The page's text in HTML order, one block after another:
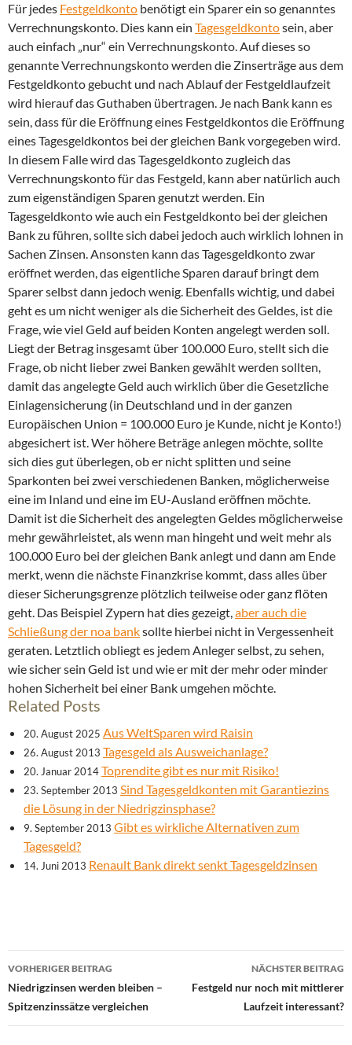
Für jedes Festgeldkonto benötigt ein Sparer ein so genanntes
Verrechnungskonto. Dies kann ein Tagesgeldkontosein, aber
auch einfach „nur“ ein Verrechnungskonto. Auf dieses so
genannte Verrechnungskonto werden die Zinserträge aus dem
Festgeldkonto gebucht und nach Ablauf der Festgeldlaufzeit
wird hierauf das Guthaben übertragen. Je nach Bank kann es
sein, dass für die Eröffnung eines Festgeldkontos die Eröffnung
eines Tagesgeldkontos bei der gleichen Bank vorgegeben wird.
In diesem Falle wird das Tagesgeldkonto zugleich das
Verrechnungskonto für das Festgeld, kann aber natürlich auch
zum eigenständigen Sparen genutzt werden. Ein
Tagesgeldkonto wie auch ein Festgeldkonto bei der gleichen
Bank zu führen, sollte sich dabei jedoch auch wirklich lohnen in
Sachen Zinsen. Ansonsten kann das Tagesgeldkonto zwar
eröffnet werden, das eigentliche Sparen darauf bringt dem
Sparer selbst dann jedoch wenig. Ebenfalls wichtig, und dabei
geht es um nicht weniger als die Sicherheit des Geldes, ist die
Frage, wie viel Geld auf beiden Konten angelegt werden soll.
Liegt der Betrag insgesamt über 100.000 Euro, stellt sich die
Frage, ob nicht lieber zwei Banken gewählt werden sollten,
damit das angelegte Geld auch wirklich über die Gesetzliche
Einlagensicherung (in Deutschland und in der ganzen
Europäischen Union = 100.000 Euro je Kunde, nicht je Konto!)
abgesichert ist. Wer höhere Beträge anlegen möchte, sollte
sich dies gut überlegen, ob er nicht splitten und seine
Sparkonten bei zwei verschiedenen Banken, möglicherweise
eine im Inland und eine im EU-Ausland eröffnen möchte.
Damit ist die Sicherheit des angelegten Geldes möglicherweise
mehr gewährleistet, als wenn man hingeht und weit mehr als
100.000 Euro bei der gleichen Bank anlegt und dann am Ende
merkt, wenn die nächste Finanzkrise kommt, dass alles über
dieser Sicherungsgrenze plötzlich teilweise oder ganz flöten
geht. Das Beispiel Zypern hat dies gezeigt,aber auch die
Schließung der noa banksollte hierbei nicht in Vergessenheit
geraten. Letztlich obliegt es jedem Anleger selbst, zu sehen,
wie sicher sein Geld ist und wie er mit der mehr oder minder
hohen Sicherheit bei einer Bank umgehen möchte.
Related Posts
20. August 2025 Aus WeltSparen wird Raisin
26. August 2013 Tagesgeld als Ausweichanlage?
20. Januar 2014Toprendite gibt es nur mit Risiko!
23. September 2013 Sind Tagesgeldkonten mit Garantiezins
die Lösung in der Niedrigzinsphase?
9. September 2013 Gibt es wirkliche Alternativen zum
Tagesgeld?
14. Juni 2013 Renault Bank direkt senkt Tagesgeldzinsen
Beitrags-
Navigation
VORHERIGER BEITRAG
Niedrigzinsen werden bleiben –
Spitzenzinssätze vergleichen
NÄCHSTER BEITRAG
Festgeld nur noch mit mittlerer
Laufzeit interessant?